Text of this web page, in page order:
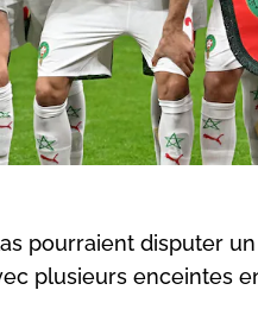
pourraient disputer
plusieurs enceintes